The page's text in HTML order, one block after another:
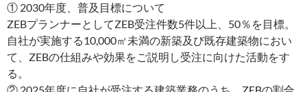
① 2030年度、普及目標について
ZEBプランナーとしてZEB受注件数5件以上、50％を目標。
自社が実施する10,000㎡未満の新築及び既存建築物におい
て、ZEBの仕組みや効果をご説明し受注に向けた活動をす
る。